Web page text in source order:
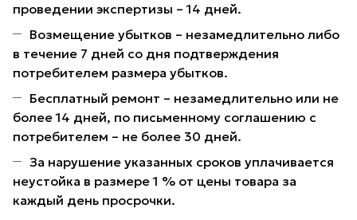
проведении экспертизы – 14 дней.
Возмещение убытков – незамедлительно либо
в течение 7 дней со дня подтверждения
потребителем размера убытков.
Бесплатный ремонт – незамедлительно или не
более 14 дней, по письменному соглашению с
потребителем – не более 30 дней.
За нарушение указанных сроков уплачивается
неустойка в размере 1 % от цены товара за
каждый день просрочки.